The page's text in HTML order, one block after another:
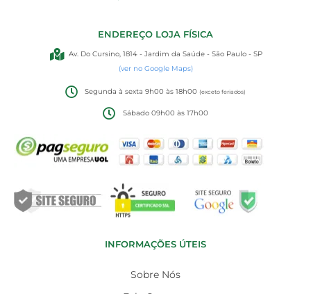
ENDEREÇO LOJA FÍSICA
Av. Do Cursino, 1814 - Jardim da Saúde - São Paulo - SP
(ver no Google Maps)
Segunda à sexta 9h00 às 18h00(exceto feriados)
Sábado 09h00 às 17h00
INFORMAÇÕES ÚTEIS
Sobre Nós